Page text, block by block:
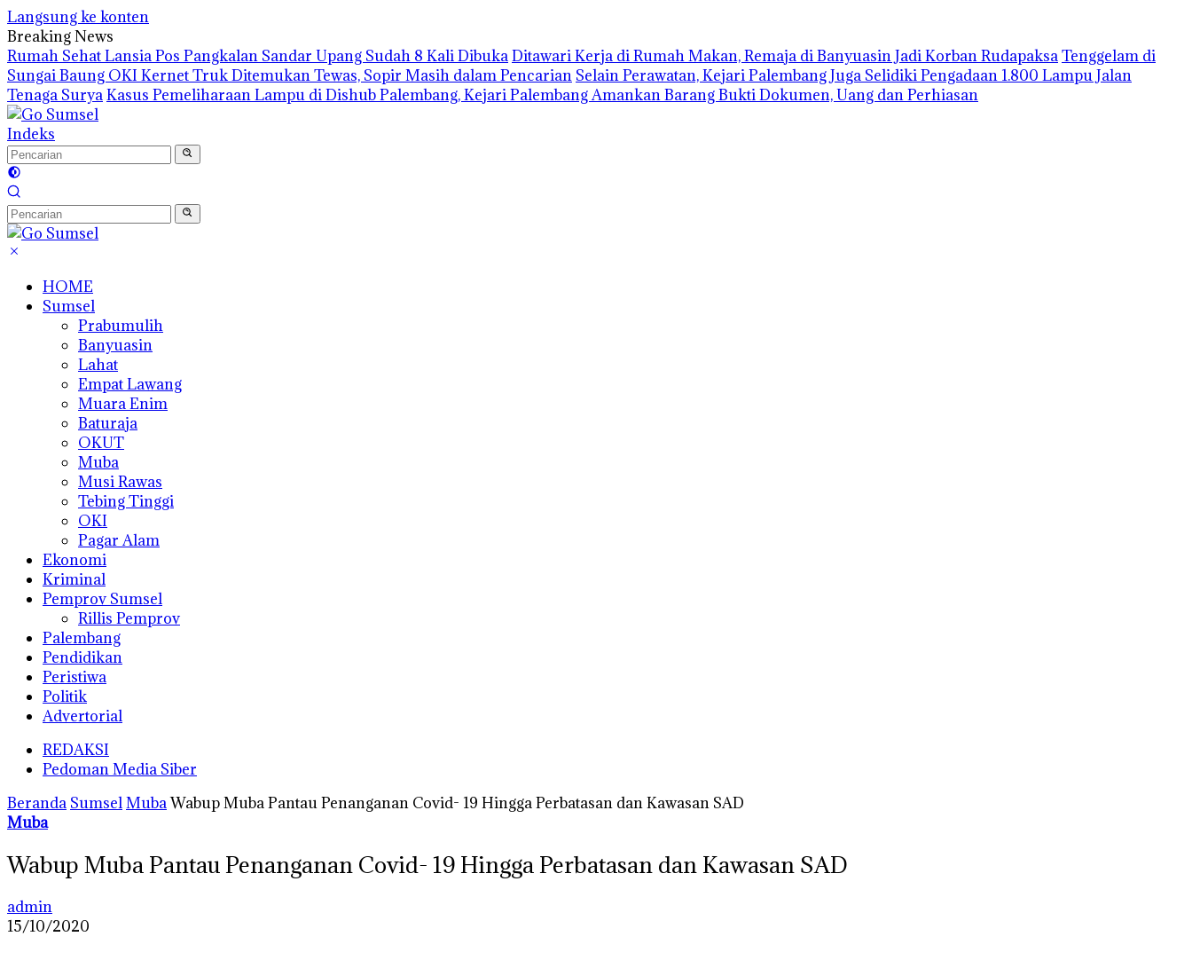
Langsung ke konten
Breaking News
Rumah Sehat Lansia Pos Pangkalan Sandar Upang Sudah 8 Kali DibukaDitawari Kerja di Rumah Makan, Remaja di Banyuasin Jadi Korban RudapaksaTenggelam di
Sungai Baung OKI Kernet Truk Ditemukan Tewas, Sopir Masih dalam Pencarian Selain Perawatan, Kejari Palembang Juga Selidiki Pengadaan 1.800 Lampu Jalan
Tenaga SuryaKasus Pemeliharaan Lampu di Dishub Palembang, Kejari Palembang Amankan Barang Bukti Dokumen, Uang dan Perhiasan
Indeks
HOME
Sumsel
Prabumulih
Banyuasin
Lahat
Empat Lawang
Muara Enim
Baturaja
OKUT
Muba
Musi Rawas
Tebing Tinggi
OKI
Pagar Alam
Ekonomi
Kriminal
Pemprov Sumsel
Rillis Pemprov
Palembang
Pendidikan
Peristiwa
Politik
Advertorial
REDAKSI
Pedoman Media Siber
Beranda SumselMubaWabup Muba Pantau Penanganan Covid- 19 Hingga Perbatasan dan Kawasan SAD
Muba
Wabup Muba Pantau Penanganan Covid- 19 Hingga Perbatasan dan Kawasan SAD
admin
15/10/2020